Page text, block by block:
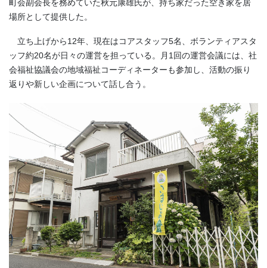
町会副会長を務めていた秋元康雄氏が、持ち家だった空き家を居
場所として提供した。
立ち上げから12年、現在はコアスタッフ5名、ボランティアスタ
ッフ約20名が日々の運営を担っている。月1回の運営会議には、社
会福祉協議会の地域福祉コーディネーターも参加し、活動の振り
返りや新しい企画について話し合う。